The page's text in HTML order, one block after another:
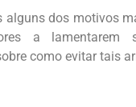
alguns dos motivos
a lamentarem
como evitar tais